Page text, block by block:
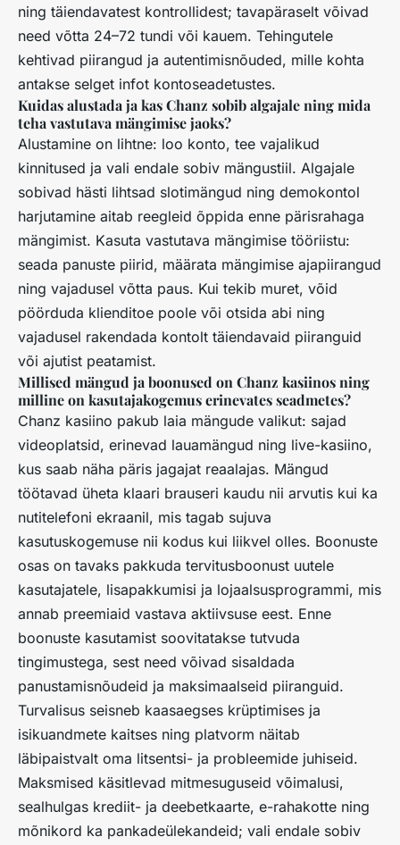
ning täiendavatest kontrollidest; tavapäraselt võivad
need võtta 24–72 tundi või kauem. Tehingutele
kehtivad piirangud ja autentimisnõuded, mille kohta
antakse selget infot kontoseadetustes.
Kuidas alustada ja kas Chanz sobib algajale ning mida
teha vastutava mängimise jaoks?
Alustamine on lihtne: loo konto, tee vajalikud
kinnitused ja vali endale sobiv mängustiil. Algajale
sobivad hästi lihtsad slotimängud ning demokontol
harjutamine aitab reegleid õppida enne pärisrahaga
mängimist. Kasuta vastutava mängimise tööriistu:
seada panuste piirid, määrata mängimise ajapiirangud
ning vajadusel võtta paus. Kui tekib muret, võid
pöörduda klienditoe poole või otsida abi ning
vajadusel rakendada kontolt täiendavaid piiranguid
või ajutist peatamist.
Millised mängud ja boonused on Chanz kasiinos ning
milline on kasutajakogemus erinevates seadmetes?
Chanz kasiino pakub laia mängude valikut: sajad
videoplatsid, erinevad lauamängud ning live-kasiino,
kus saab näha päris jagajat reaalajas. Mängud
töötavad üheta klaari brauseri kaudu nii arvutis kui ka
nutitelefoni ekraanil, mis tagab sujuva
kasutuskogemuse nii kodus kui liikvel olles. Boonuste
osas on tavaks pakkuda tervitusboonust uutele
kasutajatele, lisapakkumisi ja lojaalsusprogrammi, mis
annab preemiaid vastava aktiivsuse eest. Enne
boonuste kasutamist soovitatakse tutvuda
tingimustega, sest need võivad sisaldada
panustamisnõudeid ja maksimaalseid piiranguid.
Turvalisus seisneb kaasaegses krüptimises ja
isikuandmete kaitses ning platvorm näitab
läbipaistvalt oma litsentsi- ja probleemide juhiseid.
Maksmised käsitlevad mitmesuguseid võimalusi,
sealhulgas krediit- ja deebetkaarte, e-rahakotte ning
mõnikord ka pankadeülekandeid; vali endale sobiv